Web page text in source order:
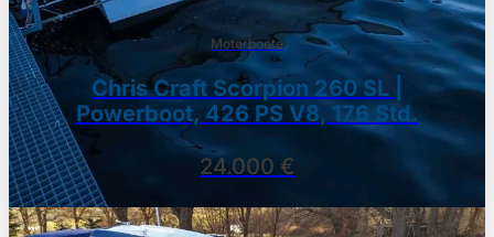
Motorboote
Chris Craft Scorpion 260 SL |
Powerboot, 426 PS V8, 176 Std.
24.000 €